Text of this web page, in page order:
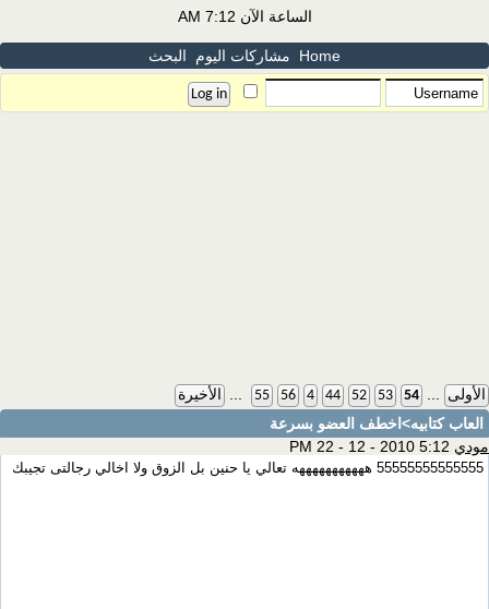
الساعة الآن 7:12 AM
Home مشاركات اليوم البحث
الأولى 4 44 52 53 54
55 56 الأخيرة
العاب كتابيه>اخطف العضو بسرعة
مودي
55555555555555 هههههههههههه تعالي يا حنين بل الزوق ولا اخالي رجالتى تجيبك